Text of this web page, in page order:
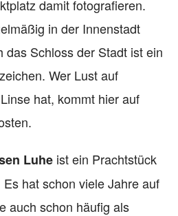
damit fotografieren.
in der Innenstadt
das Schloss der Stadt ist ein
Wer Lust auf
hat, kommt hier auf
Luhe ist ein Prachtstück
hat schon viele Jahre auf
auch schon häufig als